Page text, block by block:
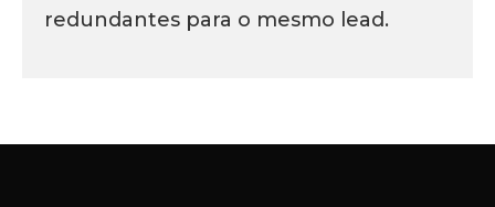
redundantes para o mesmo lead.